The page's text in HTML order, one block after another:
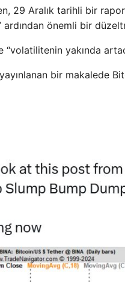
29 Aralık tarihli bir
önemli bir
“volatilitenin yakında
bir makalede